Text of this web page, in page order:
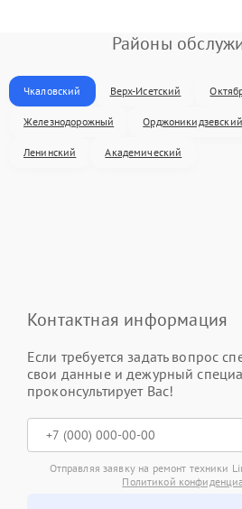
Районы
Чкаловский Верх-Исетский
Железнодорожный Орджоникидзевский
Ленинский Академический
Контактная информация
Если требуется задать вопрос
свои данные и дежурный
проконсультирует Вас!
Отправляя заявку на ремонт техники
Политикой